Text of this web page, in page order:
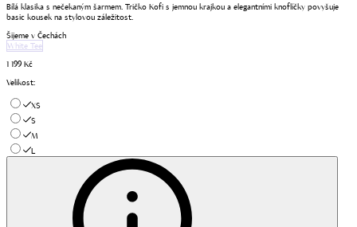
Bílá klasika s nečekaným šarmem. Tričko Kofi s jemnou krajkou a elegantními knoflíčky povyšuje
basic kousek na stylovou záležitost.
Šijeme v Čechách
White Tee
1 199 Kč
Velikost:
XS
S
M
L